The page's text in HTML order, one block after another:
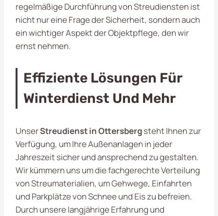
regelmäßige Durchführung von Streudiensten ist
nicht nur eine Frage der Sicherheit, sondern auch
ein wichtiger Aspekt der Objektpflege, den wir
ernst nehmen.
Effiziente Lösungen Für
Winterdienst Und Mehr
UnserStreudienst in Ottersbergsteht Ihnen zur
Verfügung, um Ihre Außenanlagen in jeder
Jahreszeit sicher und ansprechend zu gestalten.
Wir kümmern uns um die fachgerechte Verteilung
von Streumaterialien, um Gehwege, Einfahrten
und Parkplätze von Schnee und Eis zu befreien.
Durch unsere langjährige Erfahrung und